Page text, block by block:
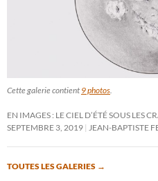
Cette galerie contient 9 photos
EN IMAGES : LE CIEL D’ÉTÉ SOUS LES
SEPTEMBRE 3, 2019
JEAN-BAPTISTE
TOUTES LES GALERIES →